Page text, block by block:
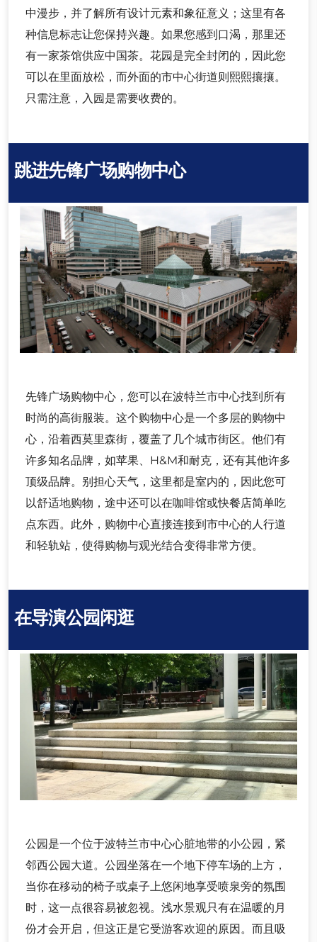
中漫步，并了解所有设计元素和象征意义；这里有各
种信息标志让您保持兴趣。如果您感到口渴，那里还
有一家茶馆供应中国茶。花园是完全封闭的，因此您
可以在里面放松，而外面的市中心街道则熙熙攘攘。
只需注意，入园是需要收费的。
跳进先锋广场购物中心
先锋广场购物中心，您可以在波特兰市中心找到所有
时尚的高街服装。这个购物中心是一个多层的购物中
心，沿着西莫里森街，覆盖了几个城市街区。他们有
许多知名品牌，如苹果、H&M和耐克，还有其他许多
顶级品牌。别担心天气，这里都是室内的，因此您可
以舒适地购物，途中还可以在咖啡馆或快餐店简单吃
点东西。此外，购物中心直接连接到市中心的人行道
和轻轨站，使得购物与观光结合变得非常方便。
在导演公园闲逛
公园是一个位于波特兰市中心心脏地带的小公园，紧
邻西公园大道。公园坐落在一个地下停车场的上方，
当你在移动的椅子或桌子上悠闲地享受喷泉旁的氛围
时，这一点很容易被忽视。浅水景观只有在温暖的月
份才会开启，但这正是它受游客欢迎的原因。而且吸